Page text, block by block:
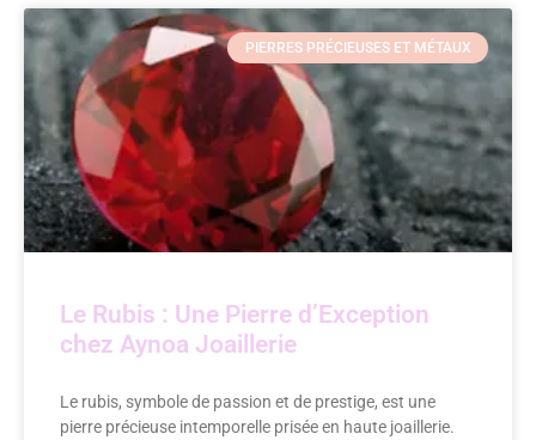
PIERRES PRÉCIEUSES ET MÉTAUX
Le Rubis : Une Pierre d’Exception
chez Aynoa Joaillerie
Le rubis, symbole de passion et de prestige, est une
pierre précieuse intemporelle prisée en haute joaillerie.